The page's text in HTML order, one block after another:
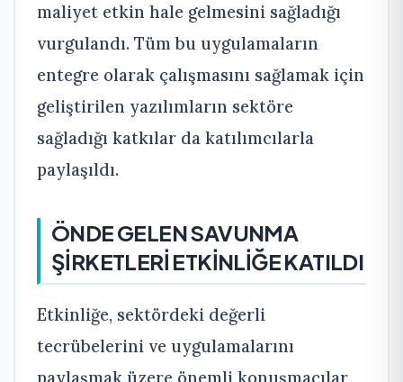
maliyet etkin hale gelmesini sağladığı
vurgulandı. Tüm bu uygulamaların
entegre olarak çalışmasını sağlamak için
geliştirilen yazılımların sektöre
sağladığı katkılar da katılımcılarla
paylaşıldı.
ÖNDE GELEN SAVUNMA
ŞİRKETLERİ ETKİNLİĞE KATILDI
Etkinliğe, sektördeki değerli
tecrübelerini ve uygulamalarını
paylaşmak üzere önemli konuşmacılar